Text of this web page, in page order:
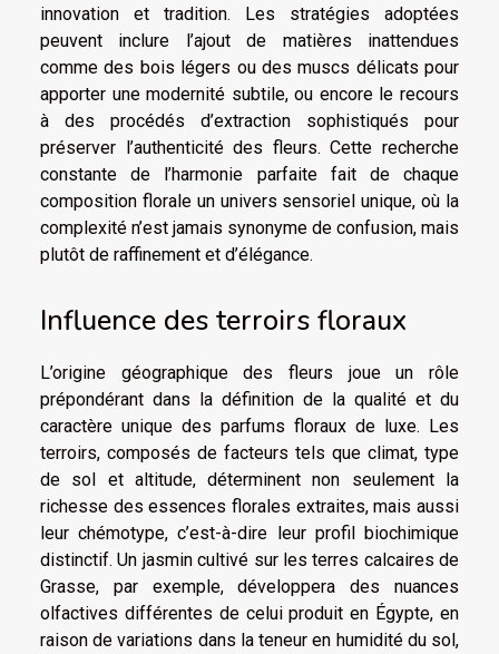
innovation et tradition. Les stratégies adoptées
peuvent inclure l’ajout de matières inattendues
comme des bois légers ou des muscs délicats pour
apporter une modernité subtile, ou encore le recours
à des procédés d’extraction sophistiqués pour
préserver l’authenticité des fleurs. Cette recherche
constante de l’harmonie parfaite fait de chaque
composition florale un univers sensoriel unique, où la
complexité n’est jamais synonyme de confusion, mais
plutôt de raffinement et d’élégance.
Influence des terroirs floraux
L’origine géographique des fleurs joue un rôle
prépondérant dans la définition de la qualité et du
caractère unique des parfums floraux de luxe. Les
terroirs, composés de facteurs tels que climat, type
de sol et altitude, déterminent non seulement la
richesse des essences florales extraites, mais aussi
leur chémotype, c’est-à-dire leur profil biochimique
distinctif. Un jasmin cultivé sur les terres calcaires de
Grasse, par exemple, développera des nuances
olfactives différentes de celui produit en Égypte, en
raison de variations dans la teneur en humidité du sol,